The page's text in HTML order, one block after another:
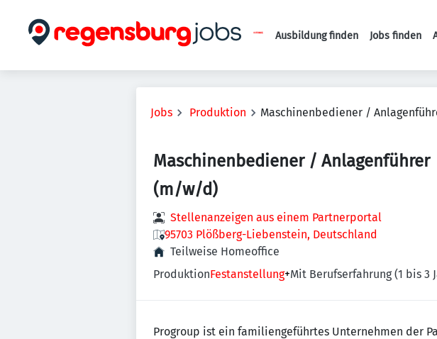
Ausbildung finden Jobs finden
Jobs Produktion Maschinenbediener /
Maschinenbediener / Anlagenführer
(m/w/d)
Stellenanzeigen aus einem Partnerportal
95703 Plößberg-Liebenstein, Deutschland
Teilweise Homeoffice
ProduktionFestanstellung+Mit Berufserfahrung (1 bis 3
Progroup ist ein familiengeführtes Unternehmen der